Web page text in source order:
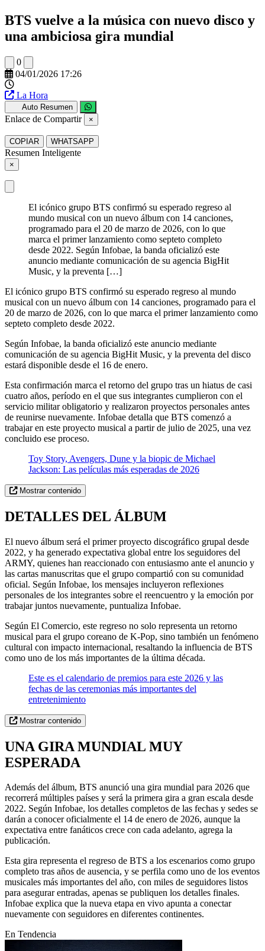
BTS vuelve a la música con nuevo disco y
una ambiciosa gira mundial
0
04/01/2026 17:26
La Hora
Auto Resumen
Enlace de Compartir ×
COPIAR WHATSAPP
Resumen Inteligente
×
El icónico grupo BTS confirmó su esperado regreso al
mundo musical con un nuevo álbum con 14 canciones,
programado para el 20 de marzo de 2026, con lo que
marca el primer lanzamiento como septeto completo
desde 2022. Según Infobae, la banda oficializó este
anuncio mediante comunicación de su agencia BigHit
Music, y la preventa […]
El icónico grupo BTS confirmó su esperado regreso al mundo
musical con un nuevo álbum con 14 canciones, programado para el
20 de marzo de 2026, con lo que marca el primer lanzamiento como
septeto completo desde 2022.
Según Infobae, la banda oficializó este anuncio mediante
comunicación de su agencia BigHit Music, y la preventa del disco
estará disponible desde el 16 de enero.
Esta confirmación marca el retorno del grupo tras un hiatus de casi
cuatro años, período en el que sus integrantes cumplieron con el
servicio militar obligatorio y realizaron proyectos personales antes
de reunirse nuevamente. Infobae detalla que BTS comenzó a
trabajar en este proyecto musical a partir de julio de 2025, una vez
concluido ese proceso.
Toy Story, Avengers, Dune y la biopic de Michael
Jackson: Las películas más esperadas de 2026
Mostrar contenido
DETALLES DEL ÁLBUM
El nuevo álbum será el primer proyecto discográfico grupal desde
2022, y ha generado expectativa global entre los seguidores del
ARMY, quienes han reaccionado con entusiasmo ante el anuncio y
las cartas manuscritas que el grupo compartió con su comunidad
oficial. Según Infobae, los mensajes incluyeron reflexiones
personales de los integrantes sobre el reencuentro y la emoción por
trabajar juntos nuevamente, puntualiza Infobae.
Según El Comercio, este regreso no solo representa un retorno
musical para el grupo coreano de K-Pop, sino también un fenómeno
cultural con impacto internacional, resaltando la influencia de BTS
como uno de los más importantes de la última década.
Este es el calendario de premios para este 2026 y las
fechas de las ceremonias más importantes del
entretenimiento
Mostrar contenido
UNA GIRA MUNDIAL MUY
ESPERADA
Además del álbum, BTS anunció una gira mundial para 2026 que
recorrerá múltiples países y será la primera gira a gran escala desde
2022. Según Infobae, los detalles completos de las fechas y sedes se
darán a conocer oficialmente el 14 de enero de 2026, aunque la
expectativa entre fanáticos crece con cada adelanto, agrega la
publicación.
Esta gira representa el regreso de BTS a los escenarios como grupo
completo tras años de ausencia, y se perfila como uno de los eventos
musicales más importantes del año, con miles de seguidores listos
para asegurar entradas, apenas se publiquen los detalles finales.
Infobae explica que la nueva etapa en vivo apunta a conectar
nuevamente con seguidores en diferentes continentes.
En Tendencia